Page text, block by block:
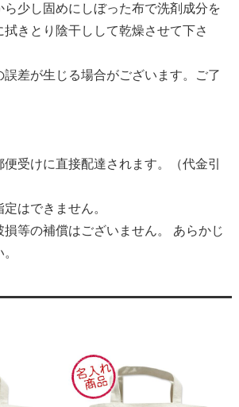
ら少し固めにしぼった布で洗剤成分を
きとり陰干しして乾燥させて下さ
誤差が生じる場合がございます。ご了
便受けに直接配達されます。（代金引
はできません。
損等の補償はございません。 あらかじ